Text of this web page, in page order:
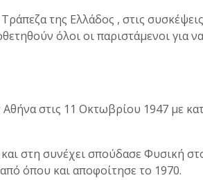
της Ελλάδος , στις
όλοι οι παριστάμενοι για
στις 11 Οκτωβρίου 1947 με
στη συνέχει σπούδασε Φυσική
όπου και αποφοίτησε το 1970.